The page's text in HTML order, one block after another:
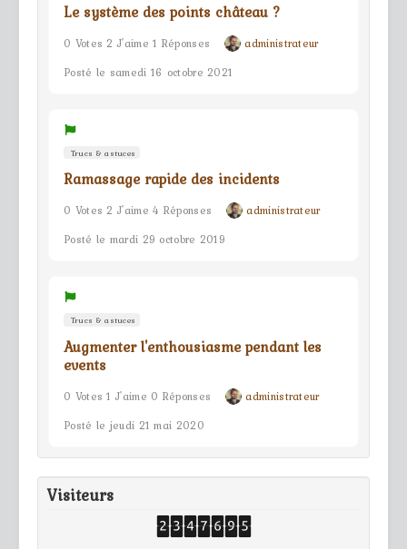
Le système des points château ?
0 Votes 2 J'aime 1 Réponses
administrateur
Posté le samedi 16 octobre 2021
Trucs & astuces
Ramassage rapide des incidents
0 Votes 2 J'aime 4 Réponses
administrateur
Posté le mardi 29 octobre 2019
Trucs & astuces
Augmenter l'enthousiasme pendant les
events
0 Votes 1 J'aime 0 Réponses
administrateur
Posté le jeudi 21 mai 2020
Visiteurs